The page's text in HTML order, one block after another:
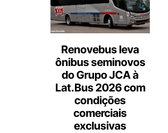
Renovebus leva
ônibus seminovos
do Grupo JCA à
Lat.Bus 2026 com
condições
comerciais
exclusivas